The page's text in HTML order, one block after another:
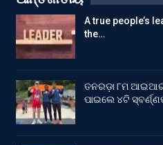
A true people’s
the…
ତନରଡ଼ା ୮ମ
ପାଇଲେ ୪ଟି